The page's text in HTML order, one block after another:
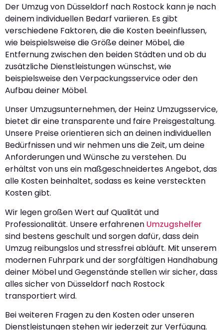
Der Umzug von Düsseldorf nach Rostock kann je nach
deinem individuellen Bedarf variieren. Es gibt
verschiedene Faktoren, die die Kosten beeinflussen,
wie beispielsweise die Größe deiner Möbel, die
Entfernung zwischen den beiden Städten und ob du
zusätzliche Dienstleistungen wünschst, wie
beispielsweise den Verpackungsservice oder den
Aufbau deiner Möbel.
Unser Umzugsunternehmen, der Heinz Umzugsservice,
bietet dir eine transparente und faire Preisgestaltung.
Unsere Preise orientieren sich an deinen individuellen
Bedürfnissen und wir nehmen uns die Zeit, um deine
Anforderungen und Wünsche zu verstehen. Du
erhältst von uns ein maßgeschneidertes Angebot, das
alle Kosten beinhaltet, sodass es keine versteckten
Kosten gibt.
Wir legen großen Wert auf Qualität und
Professionalität. Unsere erfahrenen Umzugshelfer
sind bestens geschult und sorgen dafür, dass dein
Umzug reibungslos und stressfrei abläuft. Mit unserem
modernen Fuhrpark und der sorgfältigen Handhabung
deiner Möbel und Gegenstände stellen wir sicher, dass
alles sicher von Düsseldorf nach Rostock
transportiert wird.
Bei weiteren Fragen zu den Kosten oder unseren
Dienstleistungen stehen wir jederzeit zur Verfügung.